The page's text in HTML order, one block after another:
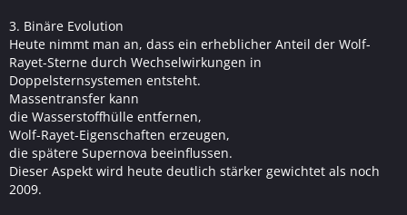
3. Binäre Evolution
Heute nimmt man an, dass ein erheblicher Anteil der Wolf-
Rayet-Sterne durch Wechselwirkungen in
Doppelsternsystemen entsteht.
Massentransfer kann
die Wasserstoffhülle entfernen,
Wolf-Rayet-Eigenschaften erzeugen,
die spätere Supernova beeinflussen.
Dieser Aspekt wird heute deutlich stärker gewichtet als noch
2009.